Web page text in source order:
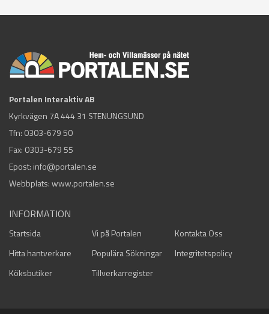
Portalen Interaktiv AB
Kyrkvägen 7A 444 31 STENUNGSUND
Tfn: 0303-679 50
Fax: 0303-679 55
Epost: info@portalen.se
Webbplats: www.portalen.se
INFORMATION
Startsida Vi på Portalen
Kontakta Oss
Hitta hantverkare
Populära Sökningar
Integritetspolicy
Köksbutiker
Tillverkarregister